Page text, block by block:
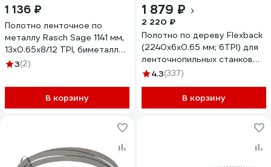
1 136 ₽
Полотно ленточное по
металлу Rasch Sage 1141 мм,
13x0.65x8/12 TPI, биметалл
LM130650812RSM42NN1141
3(2)
В корзину
1 879 ₽
2 220 ₽
Полотно по дереву Flexback
(2240х6х0.65 мм; 6TPI) для
ленточнопильных станков
WOODWORK F6.6.2240-6
4.3(337)
В корзину